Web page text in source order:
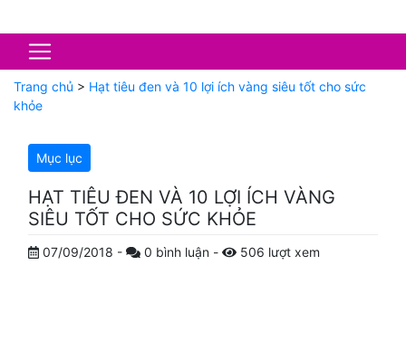
Trang chủ > Hạt tiêu đen và 10 lợi ích vàng siêu tốt cho sức
khỏe
Mục lục
HẠT TIÊU ĐEN VÀ 10 LỢI ÍCH VÀNG
SIÊU TỐT CHO SỨC KHỎE
07/09/2018 - 0 bình luận - 506 lượt xem